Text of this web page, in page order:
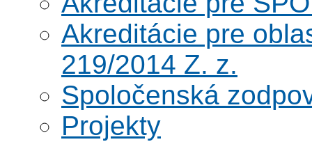
Akreditácie pre
219/2014 Z. z.
Spoločenská
Projekty